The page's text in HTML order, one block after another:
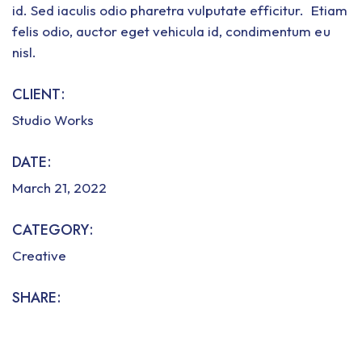
id. Sed iaculis odio pharetra vulputate efficitur. Etiam
felis odio, auctor eget vehicula id, condimentum eu
nisl.
CLIENT:
Studio Works
DATE:
March 21, 2022
CATEGORY:
Creative
SHARE: